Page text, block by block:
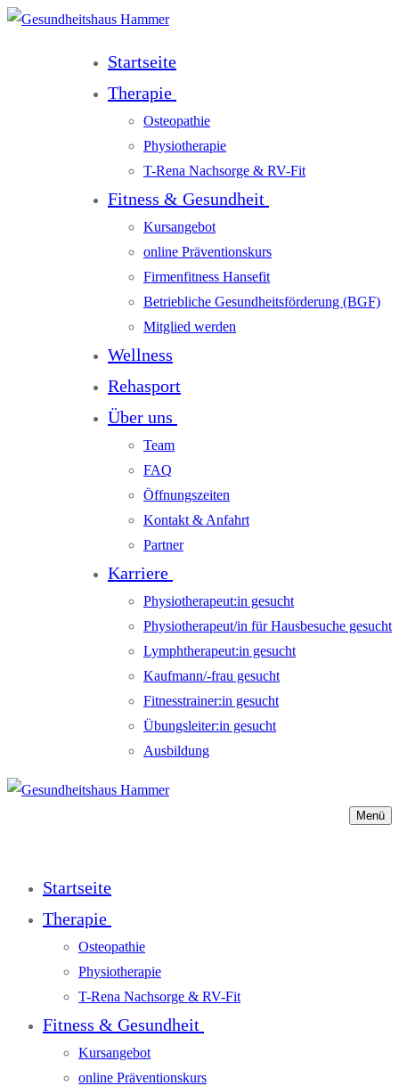
Startseite
Therapie
Osteopathie
Physiotherapie
T-Rena Nachsorge & RV-Fit
Fitness & Gesundheit
Kursangebot
online Präventionskurs
Firmenfitness Hansefit
Betriebliche Gesundheitsförderung (BGF)
Mitglied werden
Wellness
Rehasport
Über uns
Team
FAQ
Öffnungszeiten
Kontakt & Anfahrt
Partner
Karriere
Physiotherapeut:in gesucht
Physiotherapeut/in für Hausbesuche gesucht
Lymphtherapeut:in gesucht
Kaufmann/-frau gesucht
Fitnesstrainer:in gesucht
Übungsleiter:in gesucht
Ausbildung
Menü
Startseite
Therapie
Osteopathie
Physiotherapie
T-Rena Nachsorge & RV-Fit
Fitness & Gesundheit
Kursangebot
online Präventionskurs